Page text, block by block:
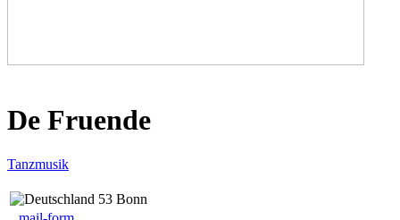
De Fruende
Tanzmusik
53 Bonn